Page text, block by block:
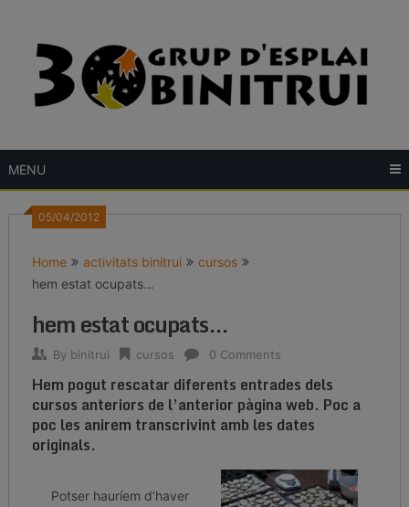
content
MENU
05/04/2012
Home activitats binitrui
cursos
hem estat ocupats…
hem estat ocupats…
By binitrui cursos 0 Comments
Hem pogut rescatar diferents entrades dels
cursos anteriors de l’anterior pàgina web. Poc a
poc les anirem transcrivint amb les dates
originals.
Potser hauríem d’haver